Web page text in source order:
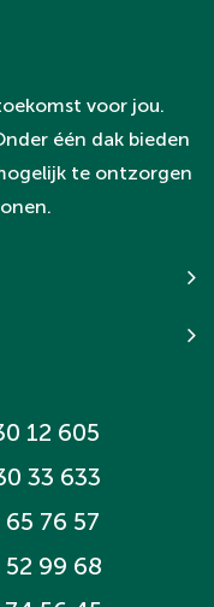
voor jou.
één dak bieden
te ontzorgen
12 605
33 633
65 76 57
52 99 68